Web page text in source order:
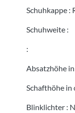
Schuhkappe :
Schuhweite :
:
Absatzhöhe
Schafthöhe in
Blinklichter :